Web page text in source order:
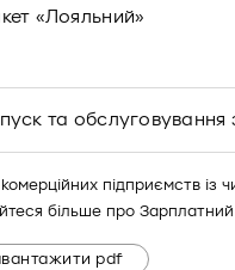
«Лояльний»
та обслуговування
підприємств із
більше про
pdf